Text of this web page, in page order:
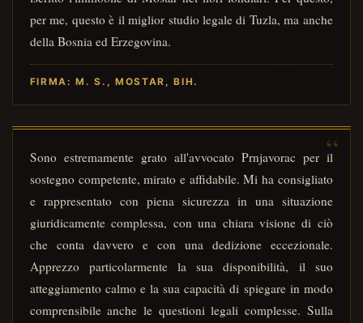
per me, questo è il miglior studio legale di Tuzla, ma anche
della Bosnia ed Erzegovina.
FIRMA: M. S., MOSTAR, BIH.
Sono estremamente grato all'avvocato Prnjavorac per il
sostegno competente, mirato e affidabile. Mi ha consigliato
e rappresentato con piena sicurezza in una situazione
giuridicamente complessa, con una chiara visione di ciò
che conta davvero e con una dedizione eccezionale.
Apprezzo particolarmente la sua disponibilità, il suo
atteggiamento calmo e la sua capacità di spiegare in modo
comprensibile anche le questioni legali complesse. Sulla